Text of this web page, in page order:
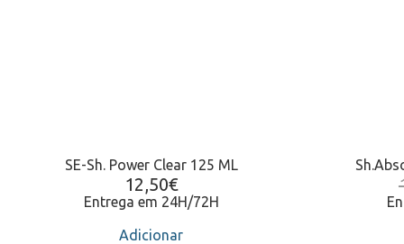
SE-Sh. Power Clear 125 ML
12,50€
Entrega em 24H/72H
Adicionar